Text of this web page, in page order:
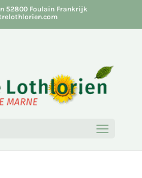
52800 Foulain Frankrijk